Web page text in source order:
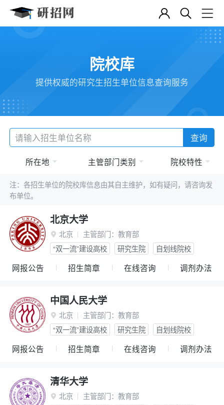
院校库
提供权威的研究生招生单位信息查询服务
查询
所在地 主管部门类别 院校特性
注：各招生单位的院校库信息由其自主维护，如有疑问，请咨询发
布单位。
北京大学
 北京 主管部门： 教育部
“双一流”建设高校
研究生院 自划线院校
网报公告 招生简章 在线咨询 调剂办法
中国人民大学
 北京 主管部门： 教育部
“双一流”建设高校
研究生院 自划线院校
网报公告 招生简章 在线咨询 调剂办法
清华大学
 北京 主管部门： 教育部